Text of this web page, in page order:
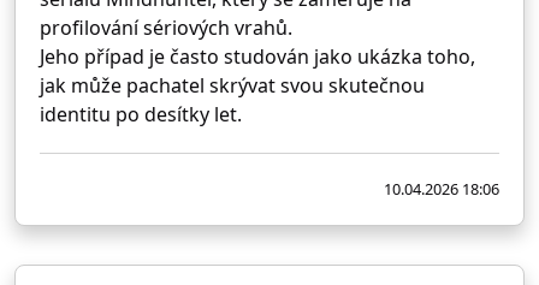
profilování sériových vrahů.
Jeho případ je často studován jako ukázka toho,
jak může pachatel skrývat svou skutečnou
identitu po desítky let.
10.04.2026 18:06